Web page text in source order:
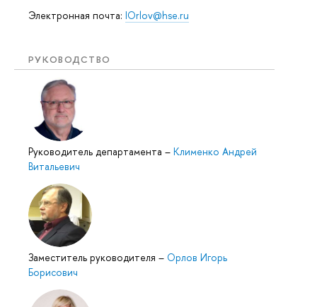
Электронная почта: IOrlov@hse.ru
РУКОВОДСТВО
Руководитель департамента – Клименко Андрей
Витальевич
Заместитель руководителя – Орлов Игорь
Борисович